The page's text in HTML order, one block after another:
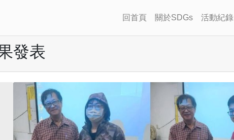
回首頁 關於SDGs 活動紀錄
發表